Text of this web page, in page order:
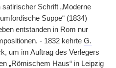
Schrift „Moderne
Suppe“ (1834)
entstanden in Rom nur
- 1832 kehrte G.
um im Auftrag des Verlegers
„Römischem Haus“ in Leipzig